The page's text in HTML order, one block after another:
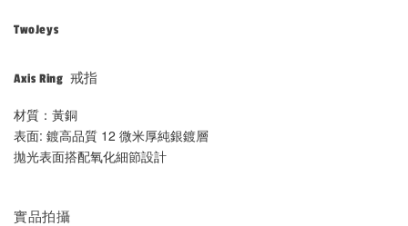
TwoJeys
Axis Ring 戒指
材質：黃銅
表面: 鍍高品質 12 微米厚純銀鍍層
拋光表面搭配氧化細節設計
實品拍攝